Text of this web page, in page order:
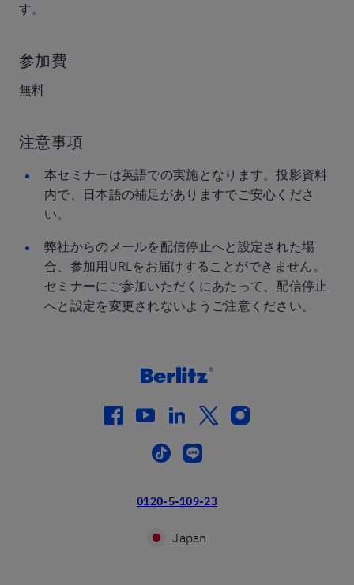
す。
参加費
無料
注意事項
本セミナーは英語での実施となります。投影資料
内で、日本語の補足がありますでご安心くださ
い。
弊社からのメールを配信停止へと設定された場
合、参加用URLをお届けすることができません。
セミナーにご参加いただくにあたって、配信停止
へと設定を変更されないようご注意ください。
facebook
youtube
linkedin
twitterinstagram
tiktok
line
0120-5-109-23
Japan